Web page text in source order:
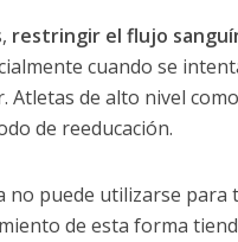
restringir el flujo
cuando se
Atletas de alto nivel
de reeducación.
no puede utilizarse
de esta forma